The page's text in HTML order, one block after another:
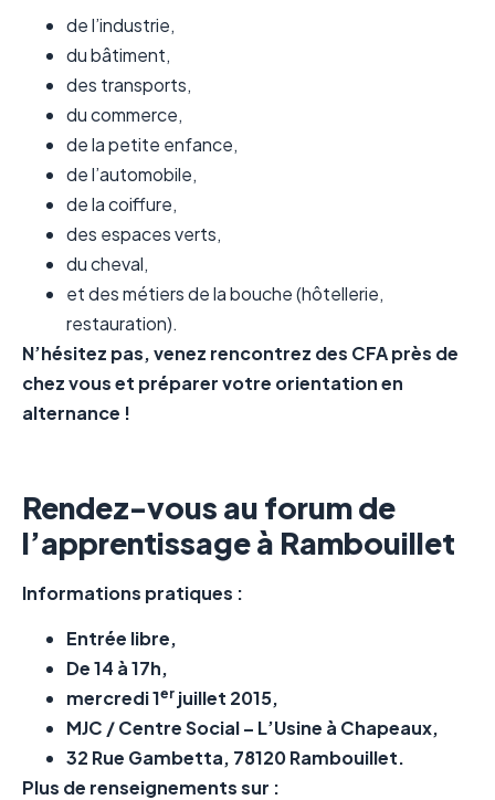
de l’industrie,
du bâtiment,
des transports,
du commerce,
de la petite enfance,
de l’automobile,
de la coiffure,
des espaces verts,
du cheval,
et des métiers de la bouche (hôtellerie,
restauration).
N’hésitez pas, venez rencontrez des CFA près de
chez vous et préparer votre orientation en
alternance !
Rendez-vous au forum de
l’apprentissage à Rambouillet
Informations pratiques :
Entrée libre,
De 14 à 17h,
mercredi 1er juillet 2015,
MJC / Centre Social – L’Usine à Chapeaux,
32 Rue Gambetta, 78120 Rambouillet.
Plus de renseignements sur :